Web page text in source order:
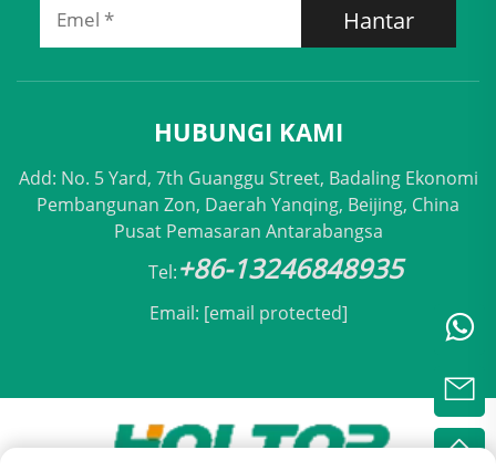
Hantar
HUBUNGI KAMI
Add: No. 5 Yard, 7th Guanggu Street, Badaling Ekonomi
Pembangunan Zon, Daerah Yanqing, Beijing, China
Pusat Pemasaran Antarabangsa
Tel:+86-13246848935
Email: [email protected]